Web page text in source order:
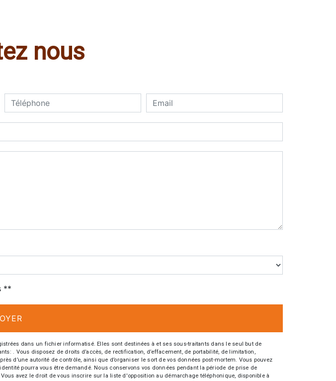
nous
**
dans un fichier informatisé. Elles sont destinées à et ses sous-traitants dans le seul but de
. Vous disposez de droits d’accès, de rectification, d’effacement, de portabilité, de limitation,
d’une autorité de contrôle, ainsi que d’organiser le sort de vos données post-mortem. Vous pouvez
pourra vous être demandé. Nous conservons vos données pendant la période de prise de
avez le droit de vous inscrire sur la liste d'opposition au démarchage téléphonique, disponible à